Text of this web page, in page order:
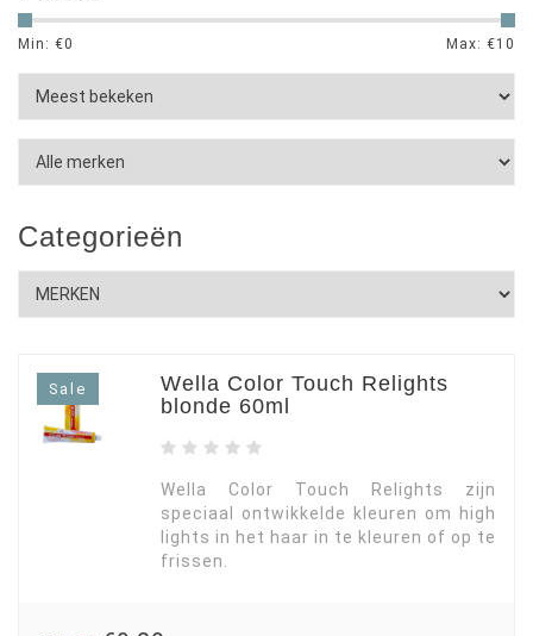
Min: €0 Max: €10
Categorieën
Sale
Wella Color Touch Relights
blonde 60ml
Wella Color Touch Relights zijn
speciaal ontwikkelde kleuren om high
lights in het haar in te kleuren of op te
frissen.